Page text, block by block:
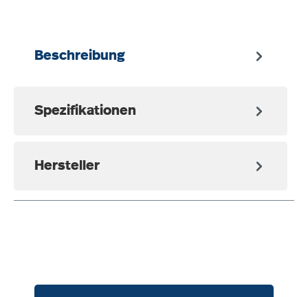
Beschreibung
Spezifikationen
Hersteller